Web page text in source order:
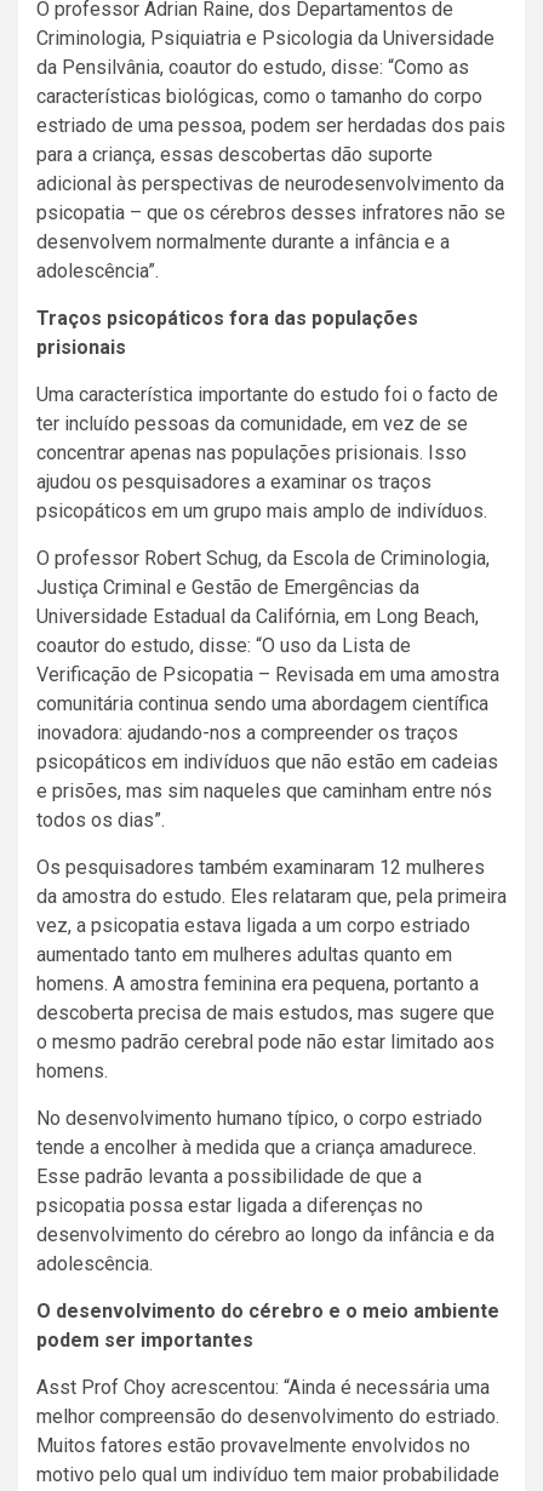
O professor Adrian Raine, dos Departamentos de
Criminologia, Psiquiatria e Psicologia da Universidade
da Pensilvânia, coautor do estudo, disse: “Como as
características biológicas, como o tamanho do corpo
estriado de uma pessoa, podem ser herdadas dos pais
para a criança, essas descobertas dão suporte
adicional às perspectivas de neurodesenvolvimento da
psicopatia – que os cérebros desses infratores não se
desenvolvem normalmente durante a infância e a
adolescência”.
Traços psicopáticos fora das populações
prisionais
Uma característica importante do estudo foi o facto de
ter incluído pessoas da comunidade, em vez de se
concentrar apenas nas populações prisionais. Isso
ajudou os pesquisadores a examinar os traços
psicopáticos em um grupo mais amplo de indivíduos.
O professor Robert Schug, da Escola de Criminologia,
Justiça Criminal e Gestão de Emergências da
Universidade Estadual da Califórnia, em Long Beach,
coautor do estudo, disse: “O uso da Lista de
Verificação de Psicopatia – Revisada em uma amostra
comunitária continua sendo uma abordagem científica
inovadora: ajudando-nos a compreender os traços
psicopáticos em indivíduos que não estão em cadeias
e prisões, mas sim naqueles que caminham entre nós
todos os dias”.
Os pesquisadores também examinaram 12 mulheres
da amostra do estudo. Eles relataram que, pela primeira
vez, a psicopatia estava ligada a um corpo estriado
aumentado tanto em mulheres adultas quanto em
homens. A amostra feminina era pequena, portanto a
descoberta precisa de mais estudos, mas sugere que
o mesmo padrão cerebral pode não estar limitado aos
homens.
No desenvolvimento humano típico, o corpo estriado
tende a encolher à medida que a criança amadurece.
Esse padrão levanta a possibilidade de que a
psicopatia possa estar ligada a diferenças no
desenvolvimento do cérebro ao longo da infância e da
adolescência.
O desenvolvimento do cérebro e o meio ambiente
podem ser importantes
Asst Prof Choy acrescentou: “Ainda é necessária uma
melhor compreensão do desenvolvimento do estriado.
Muitos fatores estão provavelmente envolvidos no
motivo pelo qual um indivíduo tem maior probabilidade